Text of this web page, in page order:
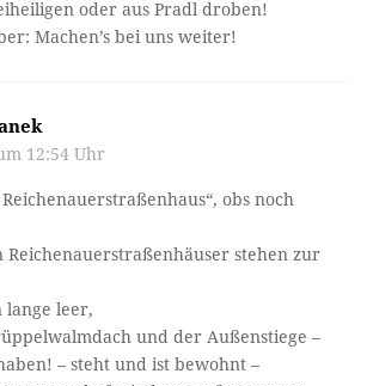
oder aus Pradl droben!
Machen’s bei uns weiter!
12:54 Uhr
obs noch
Reichenauerstraßenhäuser stehen zur
lange leer,
und der Außenstiege –
– steht und ist bewohnt –